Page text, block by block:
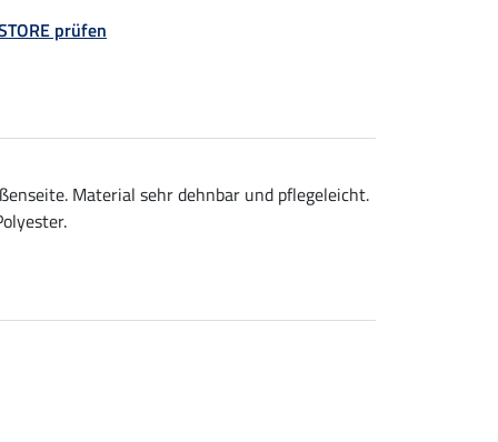
prüfen
Material sehr dehnbar und pflegeleicht.